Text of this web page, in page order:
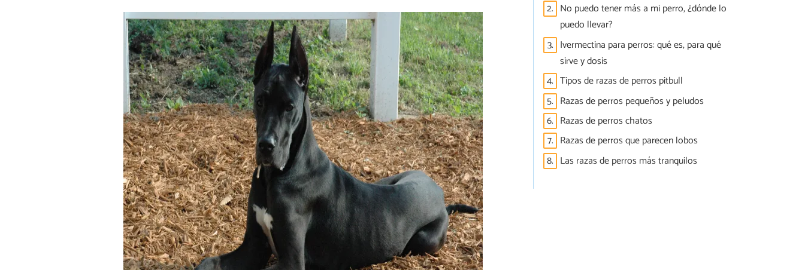
2. No puedo tener más a mi perro, ¿dónde lo
puedo llevar?
3. Ivermectina para perros: qué es, para qué
sirve y dosis
4. Tipos de razas de perros pitbull
5. Razas de perros pequeños y peludos
6. Razas de perros chatos
7. Razas de perros que parecen lobos
8. Las razas de perros más tranquilos